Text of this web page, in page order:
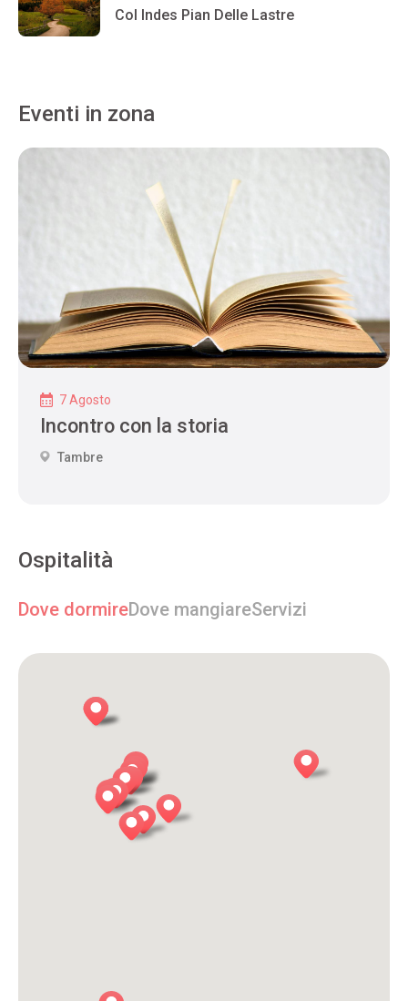
Col Indes Pian Delle Lastre
Eventi in zona
7 Agosto
Incontro con la storia
Tambre
Ospitalità
Dove dormireDove mangiareServizi